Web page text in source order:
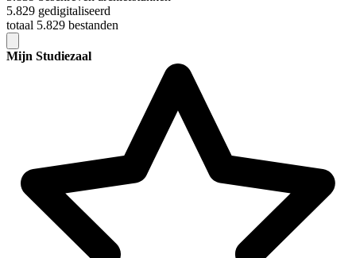
5.829 gedigitaliseerd
totaal 5.829 bestanden
Mijn Studiezaal